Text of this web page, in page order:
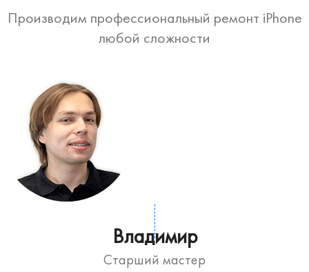
Производим профессиональный ремонт iPhone
любой сложности
Владимир
Старший мастер